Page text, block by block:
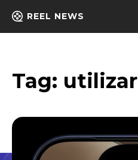
REEL NEWS
Tag: utilizar